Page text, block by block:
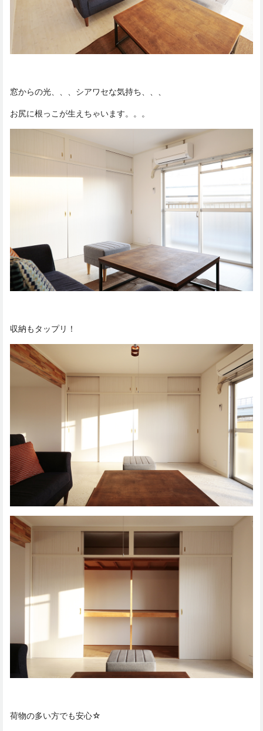
窓からの光、、、シアワセな気持ち、、、
お尻に根っこが生えちゃいます。。。
収納もタップリ！
荷物の多い方でも安心☆